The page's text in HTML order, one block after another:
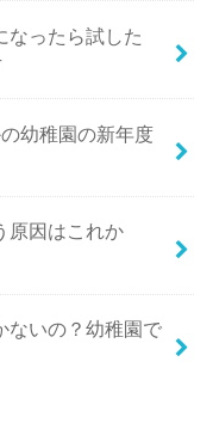
なったら試した
幼稚園の新年度
原因はこれか
ないの？幼稚園で